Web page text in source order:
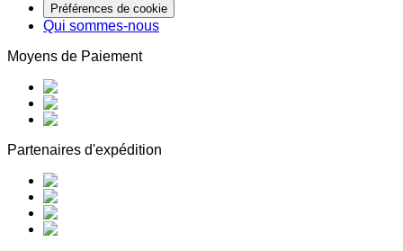
Préférences de cookie
Qui sommes-nous
Moyens de Paiement
Partenaires d'expédition